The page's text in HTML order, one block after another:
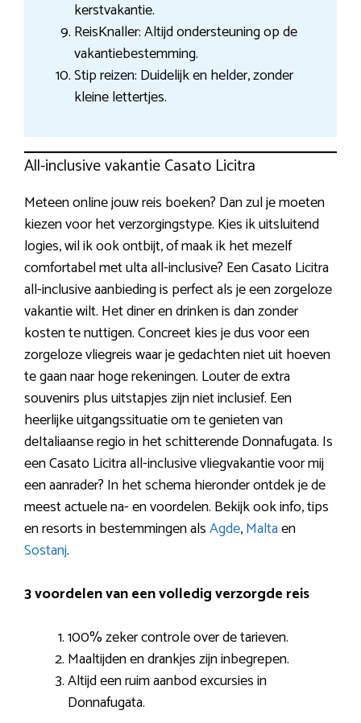
kerstvakantie.
ReisKnaller: Altijd ondersteuning op de
vakantiebestemming.
Stip reizen: Duidelijk en helder, zonder
kleine lettertjes.
All-inclusive vakantie Casato Licitra
Meteen online jouw reis boeken? Dan zul je moeten
kiezen voor het verzorgingstype. Kies ik uitsluitend
logies, wil ik ook ontbijt, of maak ik het mezelf
comfortabel met ulta all-inclusive? Een Casato Licitra
all-inclusive aanbieding is perfect als je een zorgeloze
vakantie wilt. Het diner en drinken is dan zonder
kosten te nuttigen. Concreet kies je dus voor een
zorgeloze vliegreis waar je gedachten niet uit hoeven
te gaan naar hoge rekeningen. Louter de extra
souvenirs plus uitstapjes zijn niet inclusief. Een
heerlijke uitgangssituatie om te genieten van
deItaliaanse regio in het schitterende Donnafugata. Is
een Casato Licitra all-inclusive vliegvakantie voor mij
een aanrader? In het schema hieronder ontdek je de
meest actuele na- en voordelen. Bekijk ook info, tips
en resorts in bestemmingen alsAgde,Maltaen
Sostanj.
3 voordelen van een volledig verzorgde reis
100% zeker controle over de tarieven.
Maaltijden en drankjes zijn inbegrepen.
Altijd een ruim aanbod excursies in
Donnafugata.